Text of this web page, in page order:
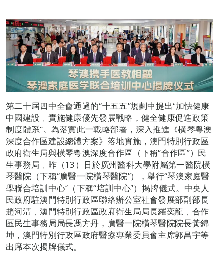
第二十屆四中全會通過的“十五五”規劃中提出“加快健康
中國建設，實施健康優先發展戰略，健全健康促進政策
制度體系”。為落實此一戰略部署，深入推進《橫琴粵澳
深度合作區建設總體方案》落地實施，澳門特別行政區
政府衛生局與橫琴粵澳深度合作區（下稱“合作區”）民
生事務局，昨（13）日於廣州醫科大學附屬第一醫院橫
琴醫院（下稱“廣醫一院橫琴醫院”），舉行“琴澳家庭醫
學聯合培訓中心”（下稱“培訓中心”）揭牌儀式。中央人
民政府駐澳門特別行政區聯絡辦公室社會發展部副部長
趙河清，澳門特別行政區政府衛生局局長羅奕龍，合作
區民生事務局局長馮方丹，廣醫一院橫琴醫院院長黃錦
坤，澳門特別行政區政府醫療專業委員會主席郭昌宇等
出席本次揭牌儀式。